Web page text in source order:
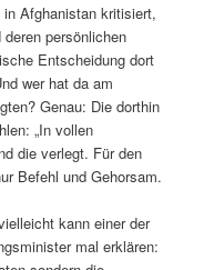
Afghanistan kritisiert,
persönlichen
Entscheidung dort
wer hat da am
Genau: Die dorthin
„In vollen
die verlegt. Für den
Befehl und Gehorsam.
kann einer der
mal erklären: